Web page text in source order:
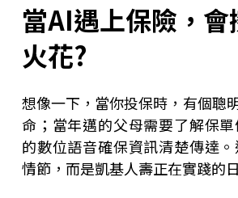
當AI遇上保險，會
火花?
想像一下，當你投保時，有個聰
命；當年邁的父母需要了解保
的數位語音確保資訊清楚傳達
情節，而是凱基人壽正在實踐的